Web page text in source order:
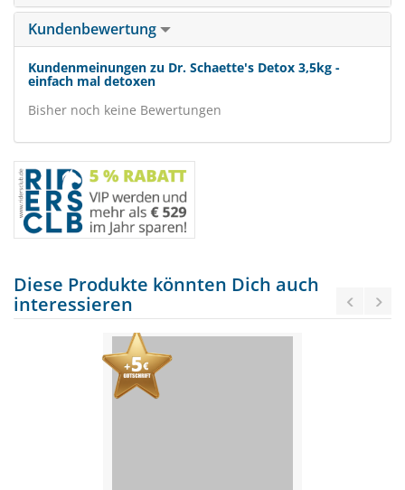
Kundenbewertung
Kundenmeinungen zu Dr. Schaette's Detox 3,5kg -
einfach mal detoxen
Bisher noch keine Bewertungen
Diese Produkte könnten Dich auch
interessieren